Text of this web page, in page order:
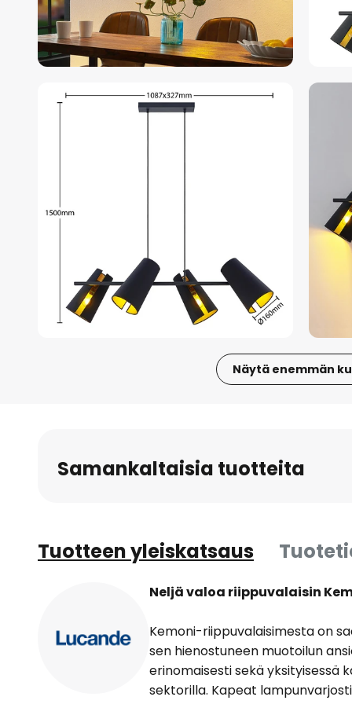
Näytä enemmän
Samankaltaisia tuotteita
Tuotteen yleiskatsaus
Neljä valoa riippuvalaisin
Kemoni-riippuvalaisimesta on
sen hienostuneen muotoilun
erinomaisesti sekä yksityisessä
sektorilla. Kapeat